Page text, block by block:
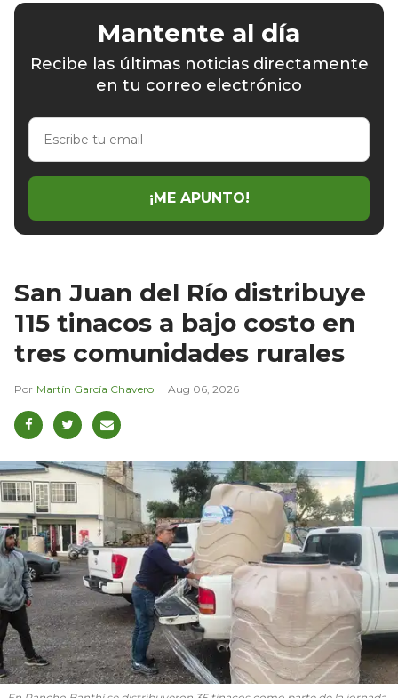
Mantente al día
Recibe las últimas noticias directamente
en tu correo electrónico
Escribe
email
¡ME APUNTO!
San Juan del Río distribuye
115 tinacos a bajo costo en
tres comunidades rurales
Martín García Chavero Aug 06, 2026